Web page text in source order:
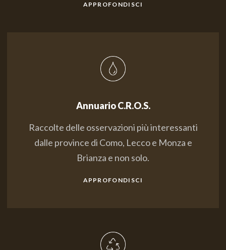
APPROFONDISCI
Annuario C.R.O.S.
Raccolte delle osservazioni più interessanti
dalle province di Como, Lecco e Monza e
Brianza e non solo.
APPROFONDISCI